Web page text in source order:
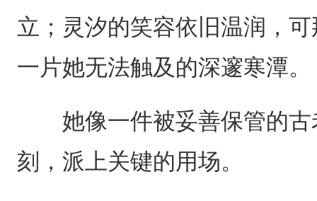
立；灵汐的笑容依旧温润，
一片她无法触及的深邃寒潭。
她像一件被妥善保管的古
刻，派上关键的用场。